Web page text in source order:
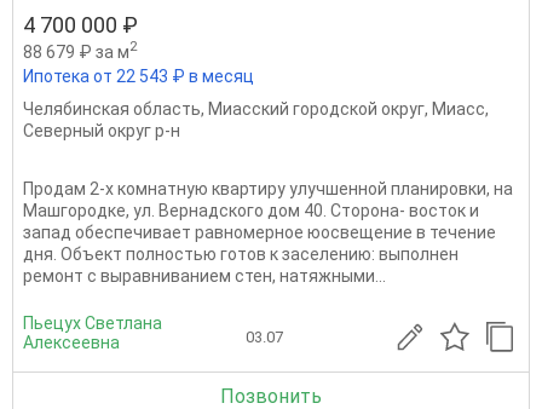
4 700 000 ₽
88 679 ₽ за м2
Ипотека от 22 543 ₽ в месяц
Челябинская область, Миасский городской округ, Миасс,
Северный округ р-н
Продам 2-х комнатную квартиру улучшенной планировки, на
Машгородке, ул. Вернадского дом 40. Сторона- восток и
запад обеспечивает равномерное юосвещение в течение
дня. Объект полностью готов к заселению: выполнен
ремонт с выравниванием стен, натяжными...
Пьецух Светлана
Алексеевна
03.07
Позвонить